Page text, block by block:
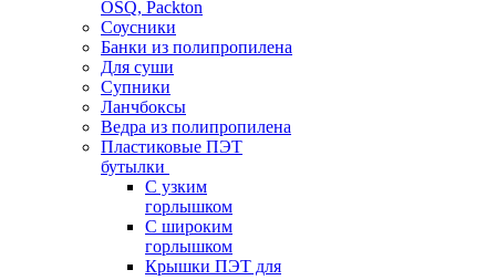
OSQ, Packton
Соусники
Банки из полипропилена
Для суши
Супники
Ланчбоксы
Ведра из полипропилена
Пластиковые ПЭТ
бутылки
С узким
горлышком
С широким
горлышком
Крышки ПЭТ для